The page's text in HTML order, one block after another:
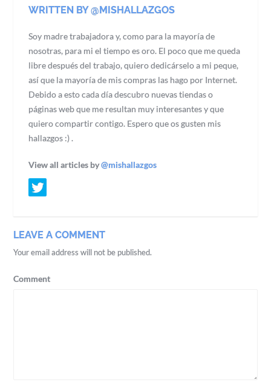
WRITTEN BY @MISHALLAZGOS
Soy madre trabajadora y, como para la mayoría de
nosotras, para mi el tiempo es oro. El poco que me queda
libre después del trabajo, quiero dedicárselo a mi peque,
así que la mayoría de mis compras las hago por Internet.
Debido a esto cada día descubro nuevas tiendas o
páginas web que me resultan muy interesantes y que
quiero compartir contigo. Espero que os gusten mis
hallazgos :) .
View all articles by@mishallazgos
LEAVE A COMMENT
Your email address will not be published.
Comment